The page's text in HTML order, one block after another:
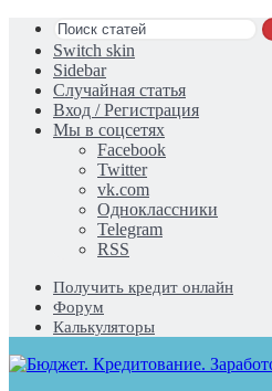
Switch skin
Sidebar
Случайная статья
Вход / Регистрация
Мы в соцсетях
Facebook
Twitter
vk.com
Одноклассники
Telegram
RSS
Получить кредит онлайн
Форум
Калькуляторы